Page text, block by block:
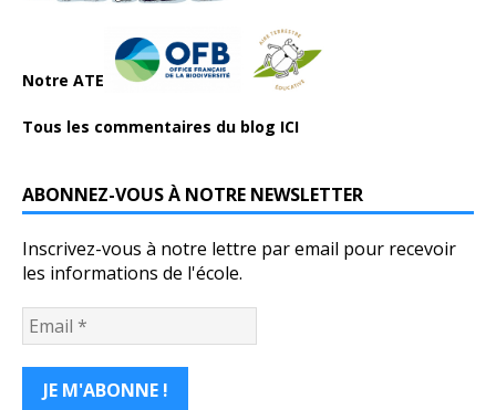
Notre ATE
Tous les commentaires du blog ICI
ABONNEZ-VOUS À NOTRE NEWSLETTER
Inscrivez-vous à notre lettre par email pour recevoir
les informations de l'école.